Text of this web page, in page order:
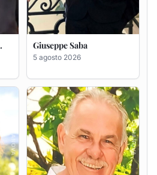
Giuseppe Deiana
5 agosto 2026